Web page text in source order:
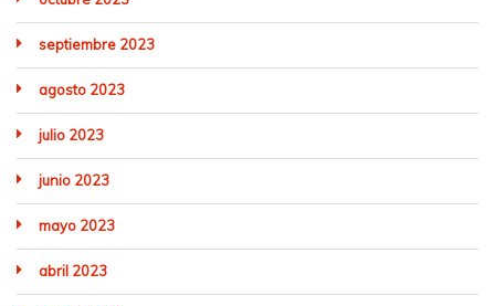
septiembre 2023
agosto 2023
julio 2023
junio 2023
mayo 2023
abril 2023